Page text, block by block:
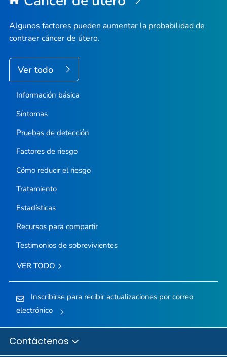
Algunos factores pueden aumentar la probabilidad de
contraer cáncer de útero.
Ver todo
Información básica
Síntomas
Pruebas de detección
Factores de riesgo
Cómo reducir el riesgo
Tratamiento
Estadísticas
Recursos para compartir
Testimonios de sobrevivientes
VER TODO
Inscribirse para recibir actualizaciones por correo
electrónico
Contáctenos